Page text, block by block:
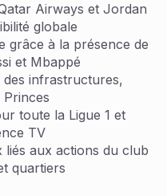
Airways et Jordan
globale
grâce à la présence de
et Mbappé
infrastructures,
toute la Ligue 1 et
TV
aux actions du club
quartiers